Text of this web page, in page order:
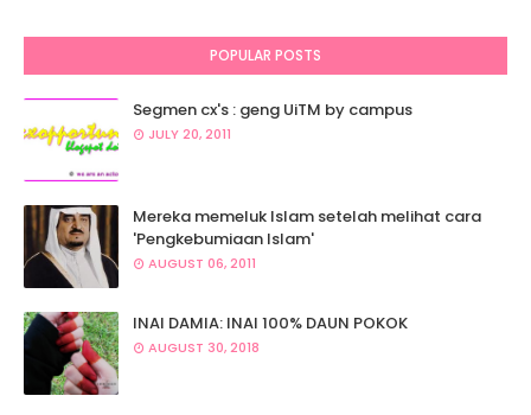
POPULAR POSTS
Segmen cx's : geng UiTM by campus
JULY 20, 2011
Mereka memeluk Islam setelah melihat cara
'Pengkebumiaan Islam'
AUGUST 06, 2011
INAI DAMIA: INAI 100% DAUN POKOK
AUGUST 30, 2018